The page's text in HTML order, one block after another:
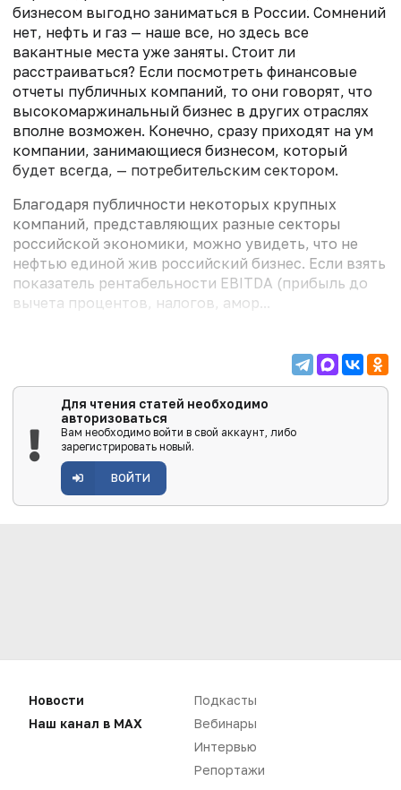
бизнесом выгодно заниматься в России. Сомнений
нет, нефть и газ — наше все, но здесь все
вакантные места уже заняты. Стоит ли
расстраиваться? Если посмотреть финансовые
отчеты публичных компаний, то они говорят, что
высокомаржинальный бизнес в других отраслях
вполне возможен. Конечно, сразу приходят на ум
компании, занимающиеся бизнесом, который
будет всегда, — потребительским сектором.
Благодаря публичности некоторых крупных
компаний, представляющих разные секторы
российской экономики, можно увидеть, что не
нефтью единой жив российский бизнес. Если взять
показатель рентабельности EBITDA (прибыль до
вычета процентов, налогов, амор...
Для чтения статей необходимо
авторизоваться
Вам необходимо войти в свой аккаунт, либо
зарегистрировать новый.
ВОЙТИ
Нет комментариев
Новости
Наш канал в MAX
Подкасты
Вебинары
Интервью
Репортажи